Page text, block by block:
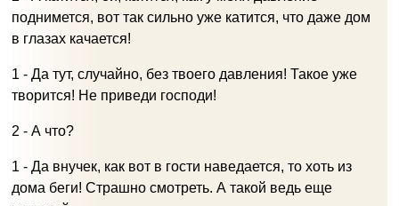
поднимется, вот так сильно уже катится, что даже дом
в глазах качается!
1 - Да тут, случайно, без твоего давления! Такое уже
творится! Не приведи господи!
2 - А что?
1 - Да внучек, как вот в гости наведается, то хоть из
дома беги! Страшно смотреть. А такой ведь еще